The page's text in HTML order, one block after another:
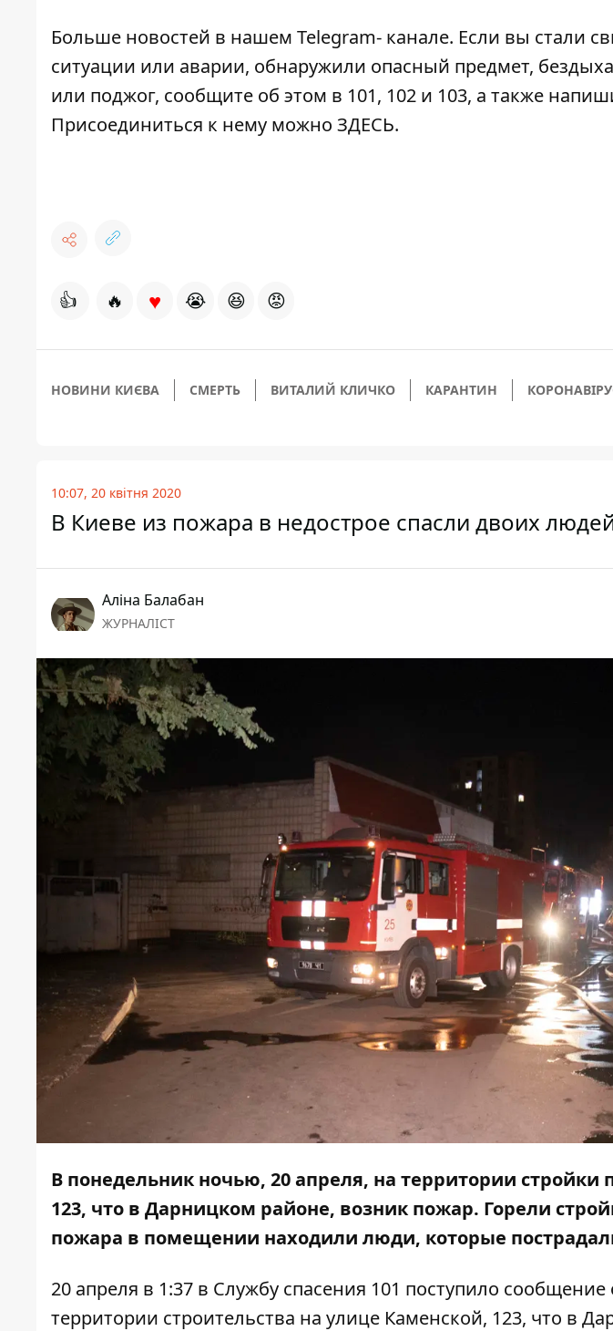
Больше новостей в нашем Telegram- канале. Если вы стали
ситуации или аварии, обнаружили опасный предмет,
или поджог, сообщите об этом в 101, 102 и 103, а также
Присоединиться к нему можно ЗДЕСЬ.
👍 🔥 ♥ 😭 😆 😡
НОВИНИ КИЄВА СМЕРТЬ ВИТАЛИЙ КЛИЧКО КАРАНТИН
10:07, 20 квітня 2020
В Киеве из пожара в недострое спасли двоих
Аліна Балабан
ЖУРНАЛІСТ
В понедельник ночью, 20 апреля, на территории стройки
123, что в Дарницком районе, возник пожар. Горели
пожара в помещении находили люди, которые
20 апреля в 1:37 в Службу спасения 101 поступило
территории строительства на улице Каменской, 123, что в